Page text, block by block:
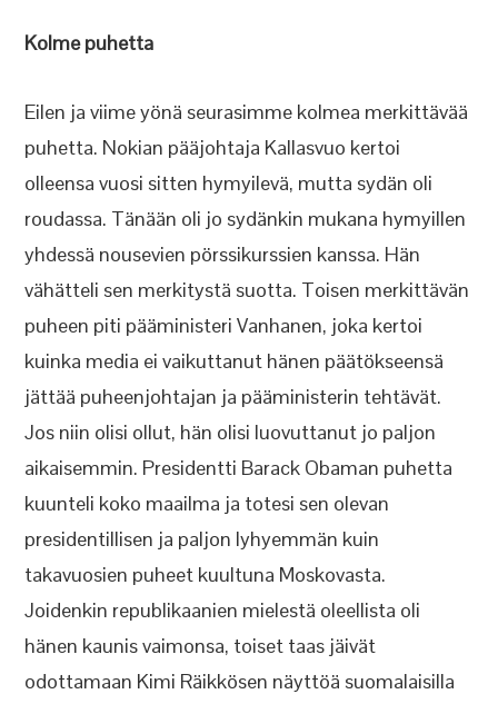
Kolme puhetta
Eilen ja viime yönä seurasimme kolmea merkittävää
puhetta. Nokian pääjohtaja Kallasvuo kertoi
olleensa vuosi sitten hymyilevä, mutta sydän oli
roudassa. Tänään oli jo sydänkin mukana hymyillen
yhdessä nousevien pörssikurssien kanssa. Hän
vähätteli sen merkitystä suotta. Toisen merkittävän
puheen piti pääministeri Vanhanen, joka kertoi
kuinka media ei vaikuttanut hänen päätökseensä
jättää puheenjohtajan ja pääministerin tehtävät.
Jos niin olisi ollut, hän olisi luovuttanut jo paljon
aikaisemmin. Presidentti Barack Obaman puhetta
kuunteli koko maailma ja totesi sen olevan
presidentillisen ja paljon lyhyemmän kuin
takavuosien puheet kuultuna Moskovasta.
Joidenkin republikaanien mielestä oleellista oli
hänen kaunis vaimonsa, toiset taas jäivät
odottamaan Kimi Räikkösen näyttöä suomalaisilla